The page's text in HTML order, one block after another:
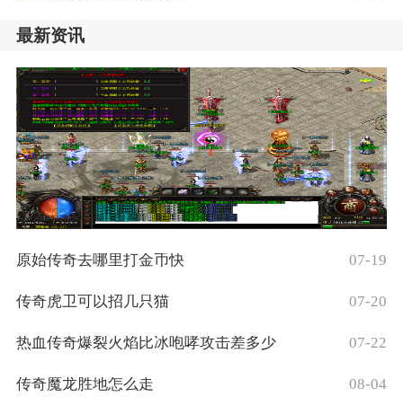
最新资讯
原始传奇去哪里打金币快 07-19
传奇虎卫可以招几只猫 07-20
热血传奇爆裂火焰比冰咆哮攻击差多少 07-22
传奇魔龙胜地怎么走 08-04